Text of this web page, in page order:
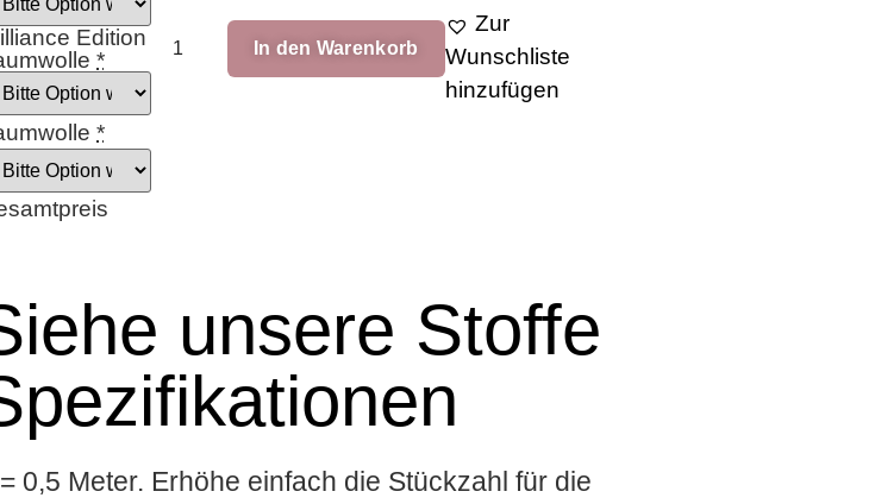
Edition
*
*
In den Warenkorb
Zur
Wunschliste
hinzufügen
unsere Stoffe
0,5 Meter. Erhöhe einfach die Stückzahl für die